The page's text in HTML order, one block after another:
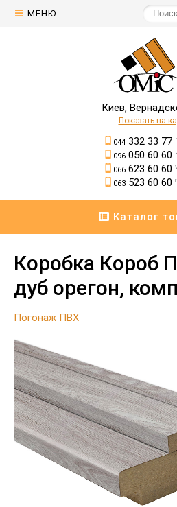
МЕНЮ
Киев,
Показать на
044332 33 77
096050 60 60
066623 60 60
063523 60 60
Каталог
Коробка Короб
дуб орегон,
Погонаж ПВХ